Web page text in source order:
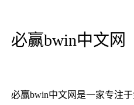
必赢bwin中文网
必赢bwin中文网是一家专注